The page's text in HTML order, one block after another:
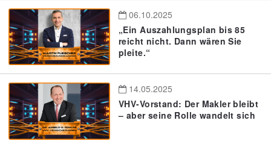
06.10.2025
„Ein Auszahlungsplan bis 85
reicht nicht. Dann wären Sie
pleite.“
14.05.2025
VHV-Vorstand: Der Makler bleibt
– aber seine Rolle wandelt sich